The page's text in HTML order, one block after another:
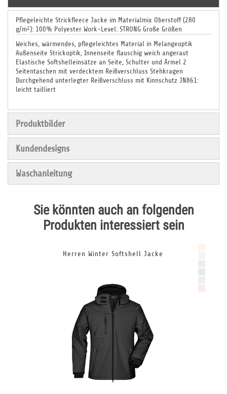
Pflegeleichte Strickfleece Jacke im Materialmix Oberstoff (280
g/m²): 100% Polyester Work-Level: STRONG Große Größen
Weiches, wärmendes, pflegeleichtes Material in Melangeoptik
Außenseite Strickoptik, Innenseite flauschig weich angeraut
Elastische Softshelleinsätze an Seite, Schulter und Ärmel 2
Seitentaschen mit verdecktem Reißverschluss Stehkragen
Durchgehend unterlegter Reißverschluss mit Kinnschutz JN861:
leicht tailliert
Produktbilder
Kundendesigns
Waschanleitung
Sie könnten auch an folgenden
Produkten interessiert sein
Herren Winter Softshell Jacke